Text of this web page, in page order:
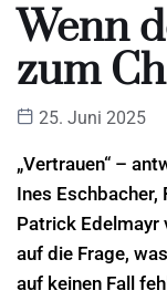
Wenn
zum
25. Juni 2025
„Vertrauen“ –
Ines Eschbacher,
Patrick
auf die Frage,
auf keinen Fall